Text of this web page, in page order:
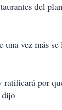
del
vez más
por
dijo